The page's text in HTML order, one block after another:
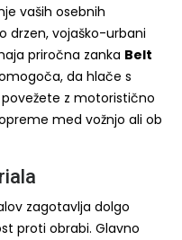
vaših osebnih
drzen, vojaško-urbani
priročna zanka Belt
da hlače s
z motoristično
med vožnjo ali ob
zagotavlja dolgo
proti obrabi. Glavno